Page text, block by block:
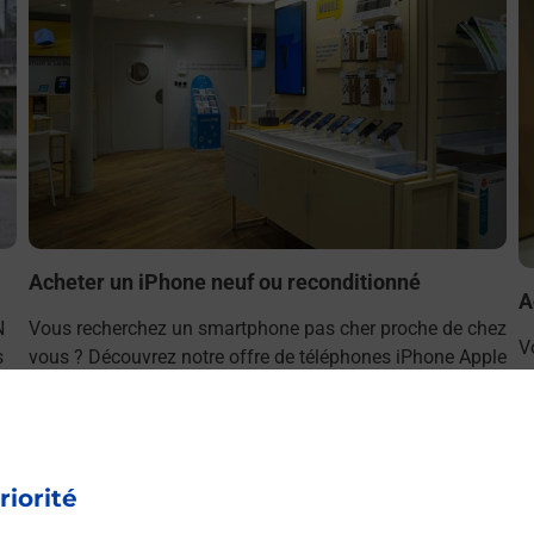
Acheter un iPhone neuf ou reconditionné
Vous recherchez un smartphone pas cher proche de chez
vous ? Découvrez notre offre de téléphones iPhone Apple